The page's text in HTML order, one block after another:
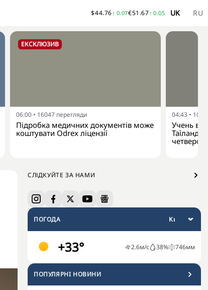
$44.76↑ 0.07€51.67↑ 0.05 UK RU
ЕКСКЛЮЗИВ
06:00 • 16047 перегляди
Підробка медичних документів може
коштувати Odrex ліцензії
04:43 •
Учень
четверо
СЛІДКУЙТЕ ЗА НАМИ
ПОГОДА
+33° 2.6м/с 38% 746мм
ПОПУЛЯРНI НОВИНИ